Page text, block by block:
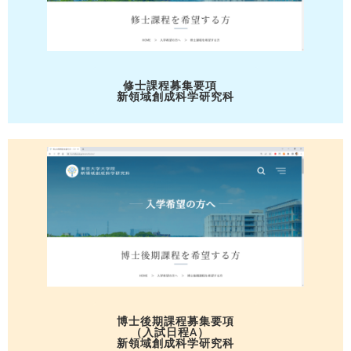
修士課程募集要項
新領域創成科学研究科
博士後期課程募集要項
（入試日程A）
新領域創成科学研究科